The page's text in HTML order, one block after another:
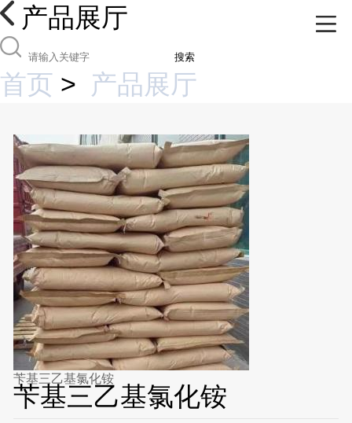
产品展厅
搜索
首页 > 产品展厅
苄基三乙基氯化铵
苄基三乙基氯化铵